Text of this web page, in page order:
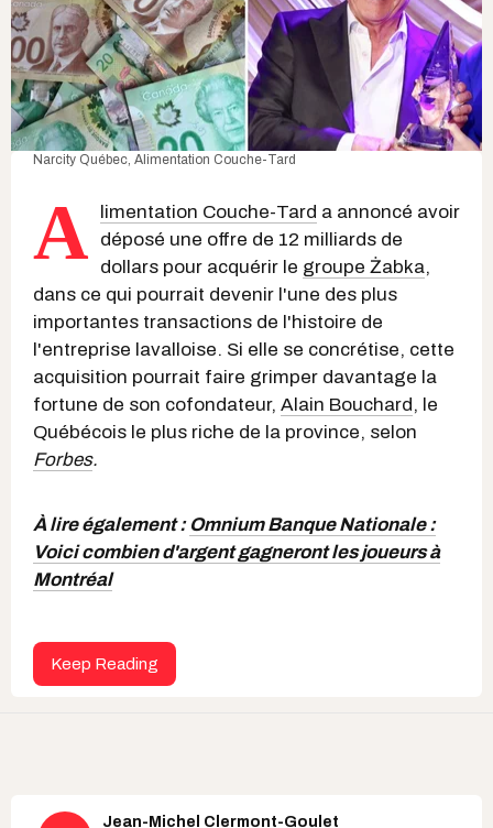
Narcity Québec, Alimentation Couche-Tard
A limentation Couche-Tard a annoncé avoir
déposé une offre de 12 milliards de
dollars pour acquérir le groupe Żabka,
dans ce qui pourrait devenir l'une des plus
importantes transactions de l'histoire de
l'entreprise lavalloise. Si elle se concrétise, cette
acquisition pourrait faire grimper davantage la
fortune de son cofondateur, Alain Bouchard, le
Québécois le plus riche de la province, selon
Forbes.
À lire également : Omnium Banque Nationale :
Voici combien d'argent gagneront les joueurs à
Montréal
Keep Reading
Jean-Michel Clermont-Goulet